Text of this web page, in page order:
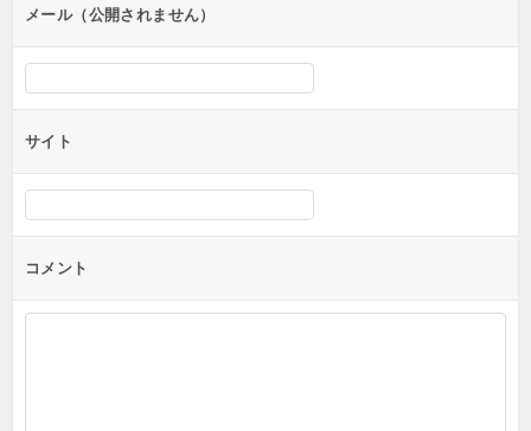
ンメール（公開されません）
サイト
コメント